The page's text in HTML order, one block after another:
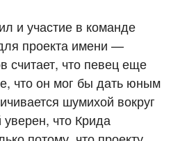
и участие в команде
проекта имени —
считает, что певец еще
что он мог бы дать юным
шумихой вокруг
что Крида